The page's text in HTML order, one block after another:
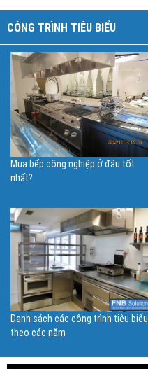
CÔNG TRÌNH TIÊU BIỂU
Mua bếp công nghiệp ở đâu tốt
nhất?
Danh sách các công trình tiêu biểu
theo các năm